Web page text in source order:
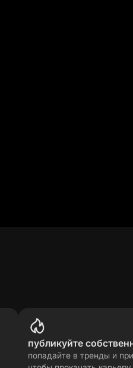
публикуйте
попадайте в тренды и